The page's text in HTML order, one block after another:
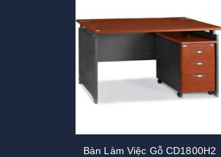
Bàn Làm Việc Gỗ CD1800H2